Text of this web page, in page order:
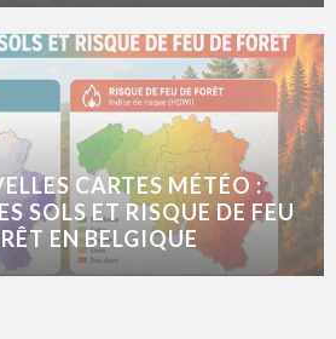
CARTES MÉTÉO :
SOLS ET RISQUE DE FEU
EN BELGIQUE